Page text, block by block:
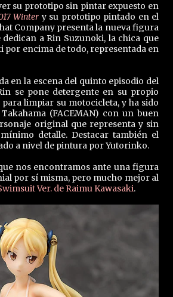
su prototipo sin pintar expuesto en
Winter y su prototipo pintado en el
Company presenta la nueva figura
dedican a Rin Suzunoki, la chica que
por encima de todo, representada en
en la escena del quinto episodio del
se pone detergente en su propio
limpiar su motocicleta, y ha sido
(FACEMAN) con un buen
original que representa y sin
detalle. Destacar también el
a nivel de pintura por Yutorinko.
nos encontramos ante una figura
por sí misma, pero mucho mejor al
Ver. de Raimu Kawasaki.